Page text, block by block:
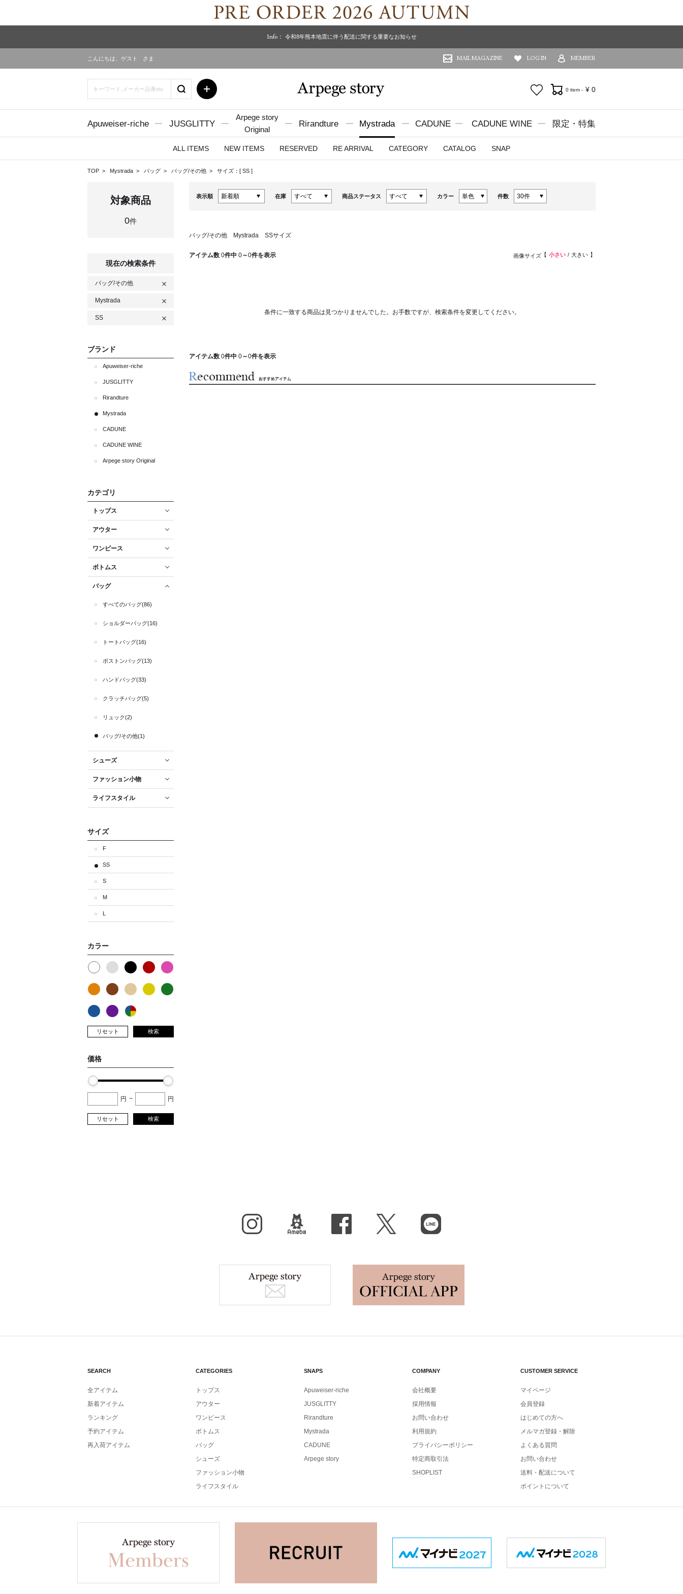
Info： 令和8年熊本地震に伴う配送に関する重要なお知らせ
こんにちは、 ゲスト さま MAIL MAGAZINE LOG IN MEMBER
お気に入り0 item - ¥ 0
Apuweiser-riche JUSGLITTY
Arpege story
Original
Rirandture Mystrada CADUNE CADUNE WINE 限定・特集
ALL ITEMS NEW ITEMS RESERVED RE ARRIVAL CATEGORY CATALOG SNAP
TOP Mystrada バッグ バッグ/その他 サイズ：[ SS ]
対象商品
0件
現在の検索条件
バッグ/その他
Mystrada
SS
ブランド
Apuweiser-riche
JUSGLITTY
Rirandture
Mystrada
CADUNE
CADUNE WINE
Arpege story Original
カテゴリ
トップス
アウター
ワンピース
ボトムス
バッグ
すべてのバッグ(86)
ショルダーバッグ(16)
トートバッグ(16)
ボストンバッグ(13)
ハンドバッグ(33)
クラッチバッグ(5)
リュック(2)
バッグ/その他(1)
シューズ
ファッション小物
ライフスタイル
サイズ
F
SS
S
M
L
カラー
リセット 検索
価格
円 ~ 円
リセット 検索
表示順 在庫 商品ステータス カラー 件数
バッグ/その他 Mystrada SSサイズ
アイテム数 0件中 0～0件を表示 画像サイズ 小さい 大きい
条件に一致する商品は見つかりませんでした。お手数ですが、検索条件を変更してください。
アイテム数 0件中 0～0件を表示
X（旧Twitter）
SEARCH
全アイテム
新着アイテム
ランキング
予約アイテム
再入荷アイテム
CATEGORIES
トップス
アウター
ワンピース
ボトムス
バッグ
シューズ
ファッション小物
ライフスタイル
SNAPS
Apuweiser-riche
JUSGLITTY
Rirandture
Mystrada
CADUNE
Arpege story
COMPANY
会社概要
採用情報
お問い合わせ
利用規約
プライバシーポリシー
特定商取引法
SHOPLIST
CUSTOMER SERVICE
マイページ
会員登録
はじめての方へ
メルマガ登録・解除
よくある質問
お問い合わせ
送料・配送について
ポイントについて